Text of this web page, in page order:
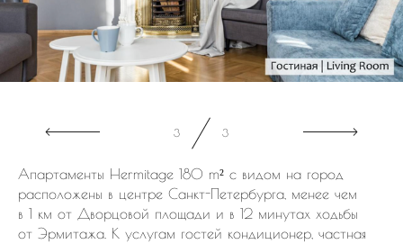
1 3
Апартаменты Hermitage 180 m² с видом на город
расположены в центре Санкт-Петербурга, менее чем
в 1 км от Дворцовой площади и в 12 минутах ходьбы
от Эрмитажа. К услугам гостей кондиционер, частная